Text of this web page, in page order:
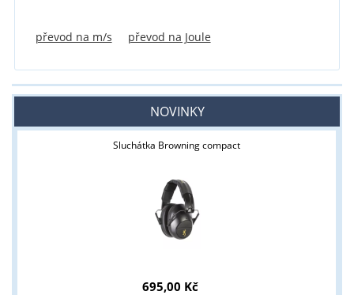
převod na m/s převod na Joule
NOVINKY
Sluchátka Browning compact
695,00 Kč